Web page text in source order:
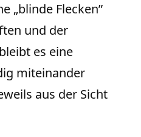
„blinde Flecken”
und der
es eine
miteinander
aus der Sicht